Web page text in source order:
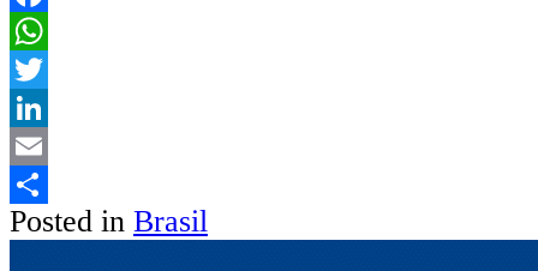
Facebook
WhatsApp
Twitter
LinkedIn
Email
Share
Posted in Brasil